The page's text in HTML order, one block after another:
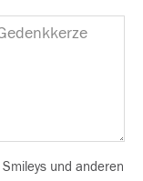
und anderen